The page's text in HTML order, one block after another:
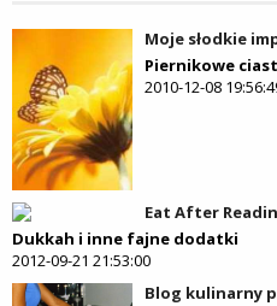
Moje słodkie
Piernikowe
2010-12-08
Eat After
Dukkah i inne fajne dodatki
2012-09-21 21:53:00
Blog kulinarny